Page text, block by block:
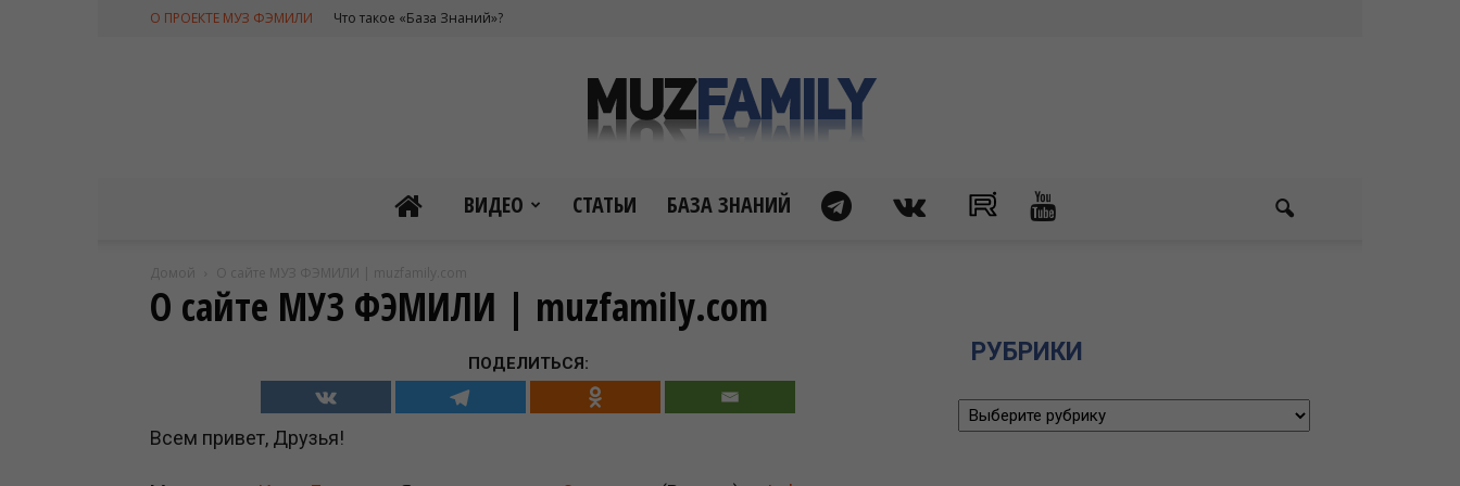
О ПРОЕКТЕ МУЗ ФЭМИЛИ Что такое «База Знаний»?
ВИДЕО СТАТЬИ БАЗА ЗНАНИЙ
Домой О сайте МУЗ ФЭМИЛИ | muzfamily.com
О сайте МУЗ ФЭМИЛИ | muzfamily.com
ПОДЕЛИТЬСЯ:
Всем привет, Друзья!
РУБРИКИ
Рубрики